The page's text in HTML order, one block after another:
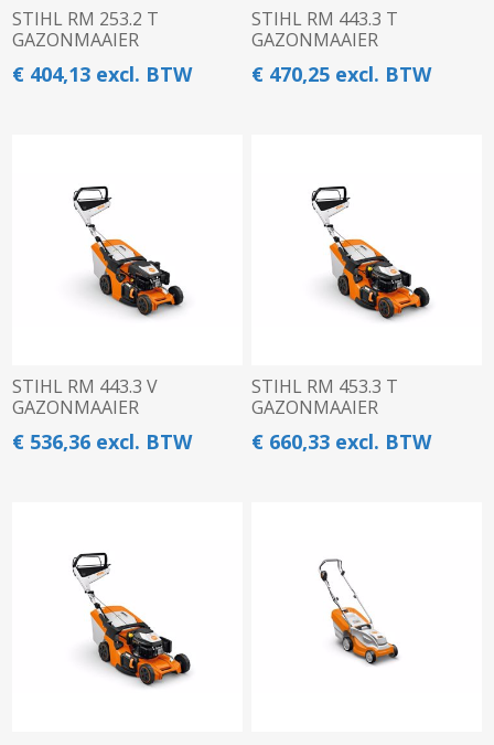
STIHL RM 253.2 T
GAZONMAAIER
€ 404,13 excl. BTW
STIHL RM 443.3 T
GAZONMAAIER
€ 470,25 excl. BTW
STIHL RM 443.3 V
GAZONMAAIER
€ 536,36 excl. BTW
STIHL RM 453.3 T
GAZONMAAIER
€ 660,33 excl. BTW